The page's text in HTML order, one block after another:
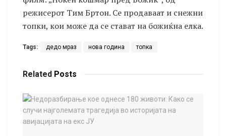
режисерот Тим Бртон. Се продаваат и снежни
топки, кои може да се стават на божиќна елка.
Tags: дедо мраз нова година топка
Related Posts